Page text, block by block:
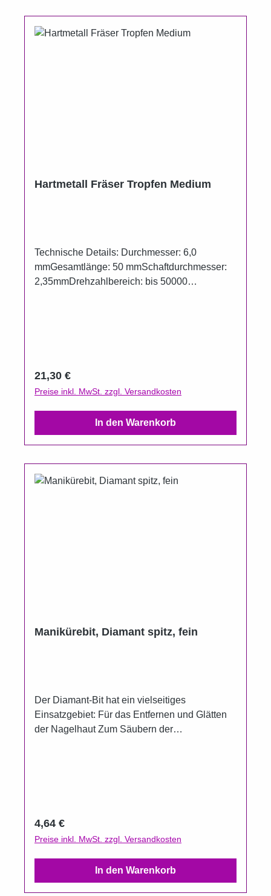
Hartmetall Fräser Tropfen Medium
Technische Details: Durchmesser: 6,0
mmGesamtlänge: 50 mmSchaftdurchmesser:
2,35mmDrehzahlbereich: bis 50000
Regulärer Preis:
21,30 €
Preise inkl. MwSt. zzgl. Versandkosten
In den Warenkorb
Manikürebit, Diamant spitz, fein
Der Diamant-Bit hat ein vielseitiges
Einsatzgebiet: Für das Entfernen und Glätten
der Nagelhaut Zum Säubern der
und desinfizierbar Länge: 4,8 cm
Regulärer Preis:
4,64 €
Preise inkl. MwSt. zzgl. Versandkosten
In den Warenkorb